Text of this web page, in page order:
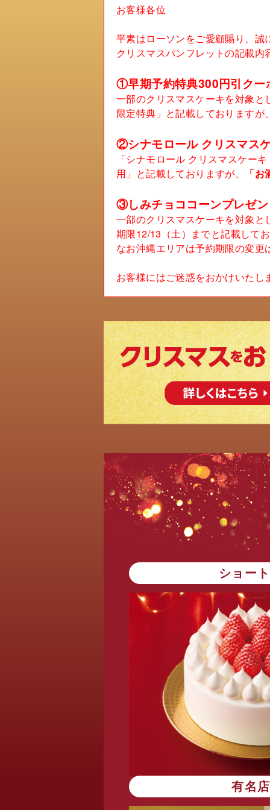
お客様各位
平素はローソンをご愛顧賜り、誠
クリスマスパンフレットの記載
①早期予約特典300円引クー
一部のクリスマスケーキを対象
限定特典」と記載しておりますが
②シナモロール クリスマス
「シナモロール クリスマスケー
用」と記載しておりますが、
「
③しみチョココーンプレゼ
一部のクリスマスケーキを対象
期限12/13（土）までと記載して
なお沖縄エリアは予約期限の変更
お客様にはご迷惑をおかけいた
ショー
有名